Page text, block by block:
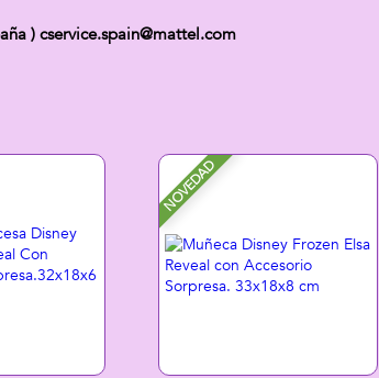
) cservice.spain@mattel.com
NOVEDAD